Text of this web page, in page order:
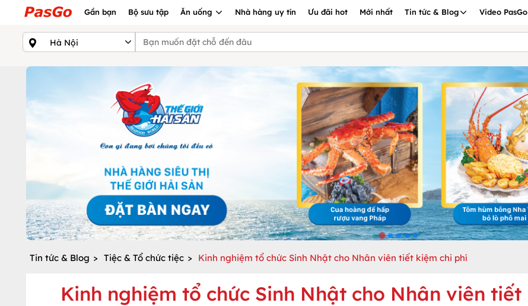
Gần bạn Bộ sưu tập Ăn uống Nhà hàng uy tín Ưu đãi hot Mới nhất Tin tức & Blog Video PasGo
Tin tức & Blog > Tiệc & Tổ chức tiệc > Kinh nghiệm tổ chức Sinh Nhật cho Nhân viên tiết kiệm chi phí
Kinh nghiệm tổ chức Sinh Nhật cho Nhân viên tiết